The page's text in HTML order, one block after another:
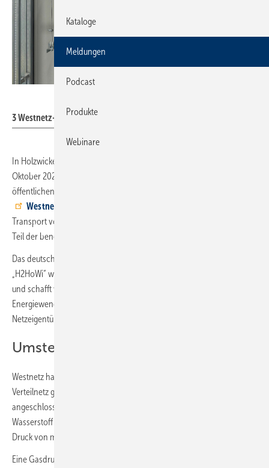
3 Westnetz-Kunden heizen mit Wasserstoff-Brennwertgeräten.
In Holzwickede, einer Gemeinde bei Dortmund, fließt seit
Oktober 2022 100 % grüner Wasserstoff (H
öffentlichen Erdgasversorgung. Der Verteilnetzbetreiber
Westnetz GmbH
Transport von H
Teil der benötigten Raumwärme.
Das deutschlandweit einmalige Forschungs- und Entwicklungsprojekt
„H2HoWi“ wurde vom Deutschen Brennstoffinstitut Freiberg begleitet
und schafft wichtige Voraussetzungen für das Gelingen der
Energiewende vor Ort. Unterstützt wird das Projekt vom regionalen
Netzeigentümer Energienetze Holzwickede.
Umstellung der Erdgasleitung
Westnetz hat eine vorhandene Mitteldruck-Erdgasleitung vom
Verteilnetz getrennt und an einen Wasserstoffspeicher
angeschlossen. Dieser wird mit grün zertifiziertem, klimaneutralem
Wasserstoff der Qualität 3.0 (Reinheit 99,9 %) gefüllt, der bei einem
Druck von max. 40 bar gespeichert wird.
Eine Gasdruckregelmessanlage regelt den Druck des Wasserstoffs für
Kataloge
Meldungen
Podcast
Produkte
Webinare